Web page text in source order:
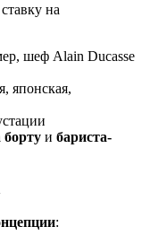
на
шеф Alain Ducasse
японская,
борту и бариста-
: